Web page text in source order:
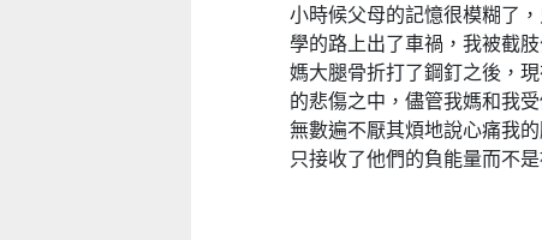
小時候父母的記憶很模糊了
學的路上出了車禍，我被截
媽大腿骨折打了鋼釘之後，
的悲傷之中，儘管我媽和我
無數遍不厭其煩地說心痛我
只接收了他們的負能量而不